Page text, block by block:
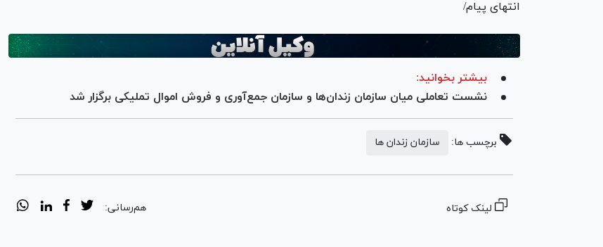
انتهای پیام/
بیشتر بخوانید:
نشست تعاملی میان سازمان زندان‌ها و سازمان جمع‌آوری و فروش اموال تملیکی برگزار شد
برچسب ها: سازمان زندان ها
لینک کوتاه هم‌رسانی: